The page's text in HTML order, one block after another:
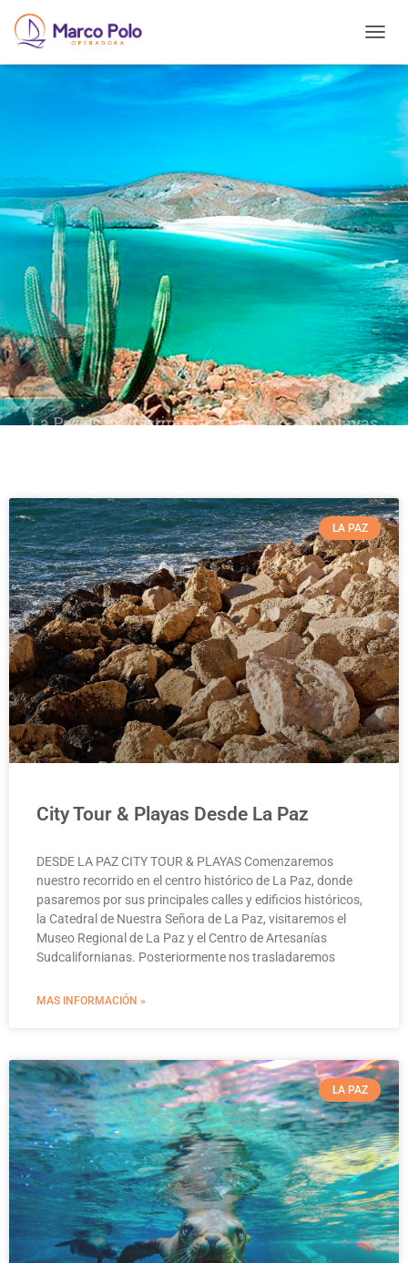
O
V
I
G
A
T
I
O
N
además de áreas Naturales Protegidas.
LA PAZ
City Tour & Playas Desde La Paz
DESDE LA PAZ CITY TOUR & PLAYAS Comenzaremos
nuestro recorrido en el centro histórico de La Paz, donde
pasaremos por sus principales calles y edificios históricos,
la Catedral de Nuestra Señora de La Paz, visitaremos el
Museo Regional de La Paz y el Centro de Artesanías
Sudcalifornianas. Posteriormente nos trasladaremos
MAS INFORMACIÓN »
LA PAZ